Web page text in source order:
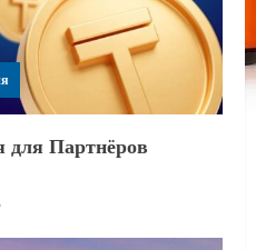
Партнёров